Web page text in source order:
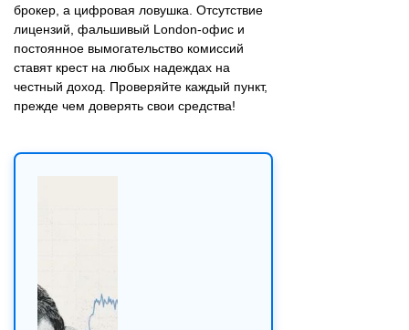
брокер, а цифровая ловушка. Отсутствие
лицензий, фальшивый London-офис и
постоянное вымогательство комиссий
ставят крест на любых надеждах на
честный доход. Проверяйте каждый пункт,
прежде чем доверять свои средства!